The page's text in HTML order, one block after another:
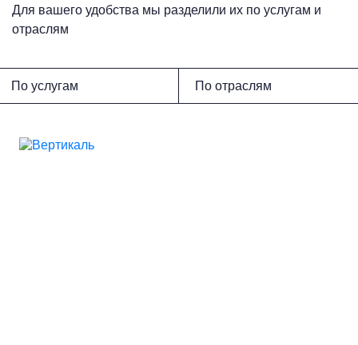
Для вашего удобства мы разделили их по услугам и
отраслям
По услугам По отраслям